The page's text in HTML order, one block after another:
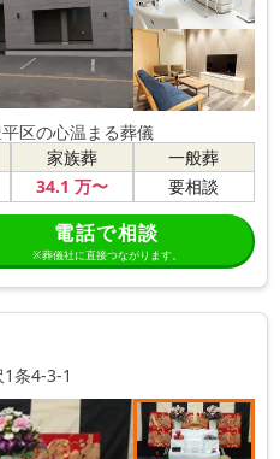
区の心温まる葬儀
家族葬
34.1 万〜
一般葬
要相談
電話で相談
※葬儀社に直接つながります。
条4-3-1